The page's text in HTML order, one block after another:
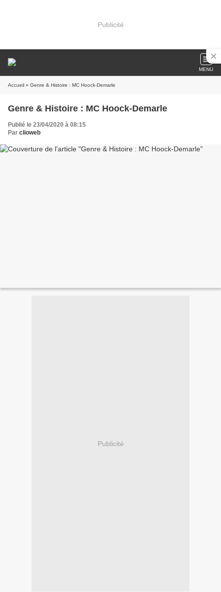
Publicité
MENU
Accueil » Genre & Histoire : MC Hoock-Demarle
Genre & Histoire : MC Hoock-Demarle
Publié le 23/04/2020 à 08:15
Par clioweb
Publicité